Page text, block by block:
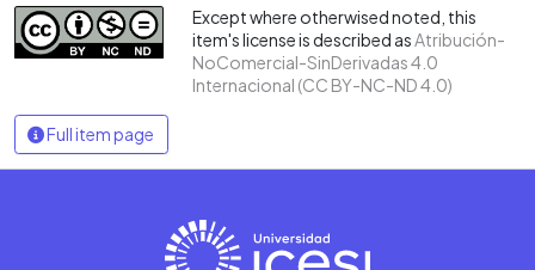
Except where otherwised noted, this
item's license is described asAtribución-
NoComercial-SinDerivadas 4.0
Internacional (CC BY-NC-ND 4.0)
Full item page